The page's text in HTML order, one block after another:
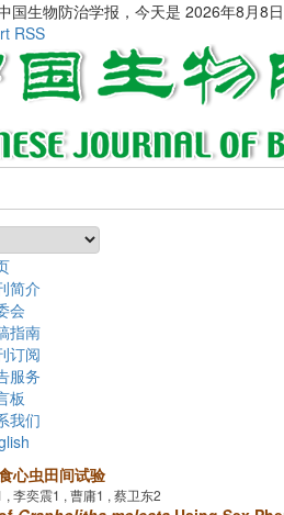
国生物防治学报，今天是 2026年8月8
RSS
简介
会
指南
订阅
服务
板
我们
心虫田间试验
李奕震1 , 曹庸1 , 蔡卫东2